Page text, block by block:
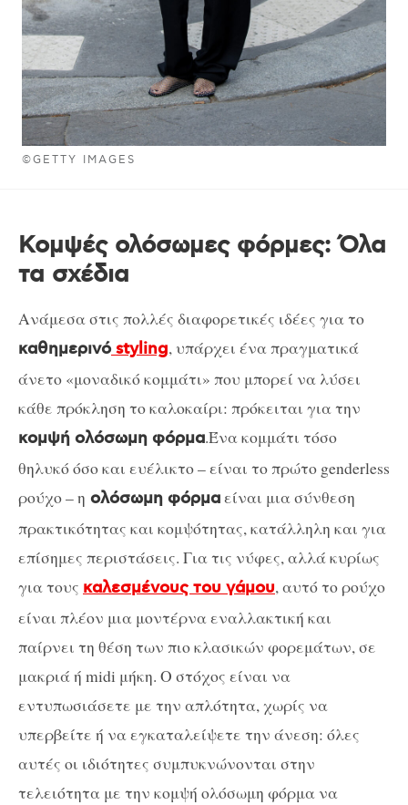
©GETTY IMAGES
Κομψές ολόσωμες φόρμες: Όλα
τα σχέδια
Ανάμεσα στις πολλές διαφορετικές ιδέες για το
καθημερινόstyling, υπάρχει ένα πραγματικά
άνετο «μοναδικό κομμάτι» που μπορεί να λύσει
κάθε πρόκληση το καλοκαίρι: πρόκειται για την
κομψή ολόσωμη φόρμα.Ένα κομμάτι τόσο
θηλυκό όσο και ευέλικτο – είναι το πρώτο genderless
ρούχο – η ολόσωμη φόρμαείναι μια σύνθεση
πρακτικότητας και κομψότητας, κατάλληλη και για
επίσημες περιστάσεις. Για τις νύφες, αλλά κυρίως
για τους καλεσμένους του γάμου, αυτό το ρούχο
είναι πλέον μια μοντέρνα εναλλακτική και
παίρνει τη θέση των πιο κλασικών φορεμάτων, σε
μακριά ή midi μήκη. Ο στόχος είναι να
εντυπωσιάσετε με την απλότητα, χωρίς να
υπερβείτε ή να εγκαταλείψετε την άνεση: όλες
αυτές οι ιδιότητες συμπυκνώνονται στην
τελειότητα με την κομψή ολόσωμη φόρμα να